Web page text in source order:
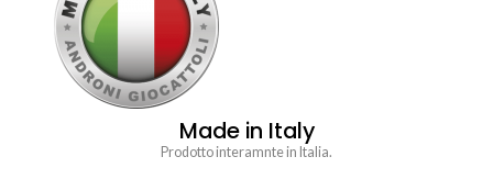
Made in Italy
Prodotto interamnte in Italia.